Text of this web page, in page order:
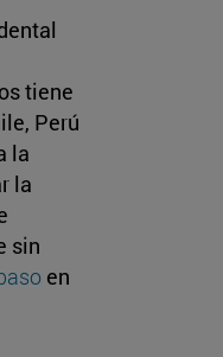
tiene
Perú
la
la
sin
en